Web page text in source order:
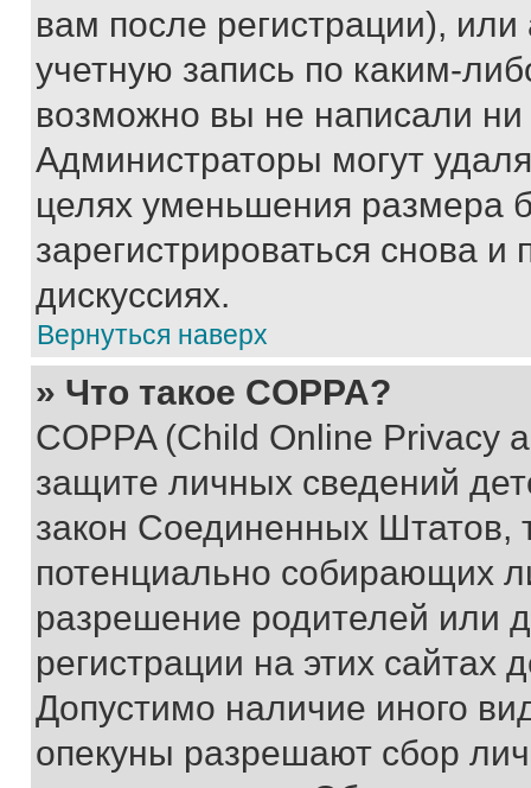
вам после регистрации),
учетную запись по каким-
возможно вы не написали
Администраторы могут
целях уменьшения размера
зарегистрироваться снова и
дискуссиях.
Вернуться наверх
» Что такое COPPA?
COPPA (Child Online Privacy
защите личных сведений
закон Соединенных Штатов,
потенциально собирающих
разрешение родителей или
регистрации на этих сайтах
Допустимо наличие иного
опекуны разрешают сбор